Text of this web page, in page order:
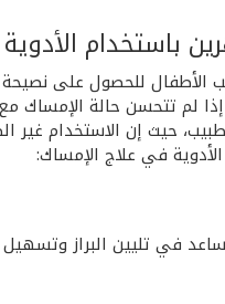
باستخدام الأدوية
الأطفال للحصول على
لم تتحسن حالة الإمساك مع
حيث إن الاستخدام غير
في علاج الإمساك:
في تليين البراز وتسهيل